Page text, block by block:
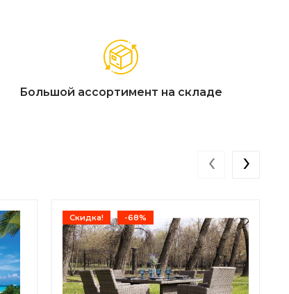
Большой ассортимент на складе
Скидка! -68%
‹ ›